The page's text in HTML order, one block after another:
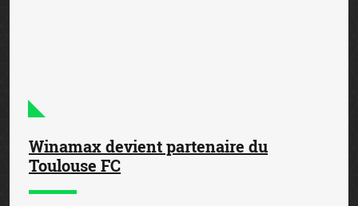
Winamax devient partenaire du
Toulouse FC